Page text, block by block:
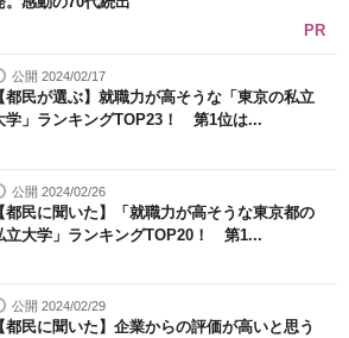
PR
公開 2024/02/17
【都民が選ぶ】就職力が高そうな「東京の私立
学」ランキングTOP23！ 第1位は...
公開 2024/02/26
【都民に聞いた】「就職力が高そうな東京都の
立大学」ランキングTOP20！ 第1...
公開 2024/02/29
【都民に聞いた】企業からの評価が高いと思う